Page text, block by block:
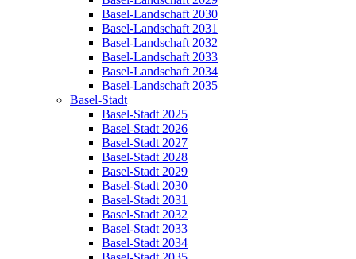
Basel-Landschaft 2030
Basel-Landschaft 2031
Basel-Landschaft 2032
Basel-Landschaft 2033
Basel-Landschaft 2034
Basel-Landschaft 2035
Basel-Stadt
Basel-Stadt 2025
Basel-Stadt 2026
Basel-Stadt 2027
Basel-Stadt 2028
Basel-Stadt 2029
Basel-Stadt 2030
Basel-Stadt 2031
Basel-Stadt 2032
Basel-Stadt 2033
Basel-Stadt 2034